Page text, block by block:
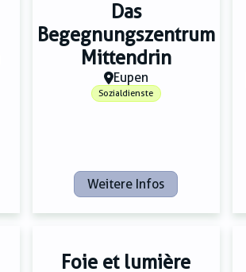
Das
Begegnungszentrum
Mittendrin
Eupen
Sozialdienste
Weitere Infos
Foie et lumière